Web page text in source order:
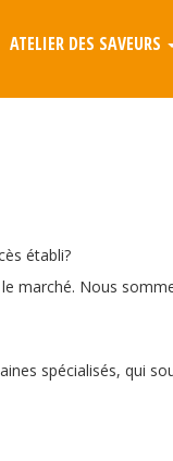
ATELIER DES SAVEURS
établi?
marché. Nous
spécialisés, qui